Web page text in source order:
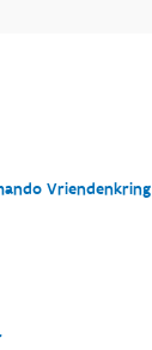
Vriendenkring